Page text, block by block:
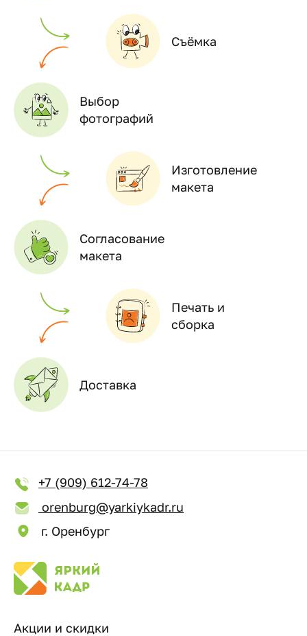
Съёмка
Выбор
фотографий
Изготовление
макета
Согласование
макета
Печать и
сборка
Доставка
+7 (909) 612-74-78
orenburg@yarkiykadr.ru
г. Оренбург
Акции и скидки